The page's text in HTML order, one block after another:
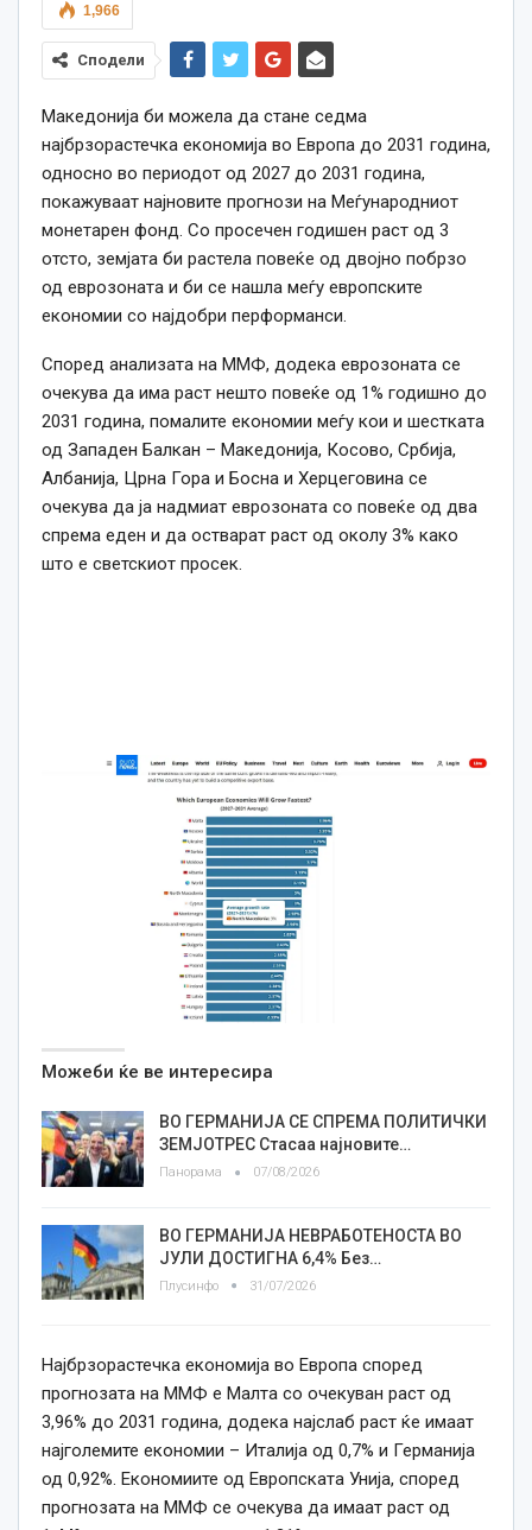
1,966
Сподели
Македонија би можела да стане седма
најбрзорастечка економија во Европа до 2031 година,
односно во периодот од 2027 до 2031 година,
покажуваат најновите прогнози на Меѓународниот
монетарен фонд. Со просечен годишен раст од 3
отсто, земјата би растела повеќе од двојно побрзо
од еврозоната и би се нашла меѓу европските
економии со најдобри перформанси.
Според анализата на ММФ, додека еврозоната се
очекува да има раст нешто повеќе од 1% годишно до
2031 година, помалите економии меѓу кои и шестката
од Западен Балкан – Македонија, Косово, Србија,
Албанија, Црна Гора и Босна и Херцеговина се
очекува да ја надмиат еврозоната со повеќе од два
спрема еден и да остварат раст од околу 3% како
што е светскиот просек.
Можеби ќе ве интересира
ВО ГЕРМАНИЈА СЕ СПРЕМА ПОЛИТИЧКИ
ЗЕМЈОТРЕС Стасаа најновите…
Панорама 07/08/2026
ВО ГЕРМАНИЈА НЕВРАБОТЕНОСТА ВО
ЈУЛИ ДОСТИГНА 6,4% Без…
Плусинфо 31/07/2026
Најбрзорастечка економија во Европа според
прогнозата на ММФ е Малта со очекуван раст од
3,96% до 2031 година, додека најслаб раст ќе имаат
најголемите економии – Италија од 0,7% и Германија
од 0,92%. Економиите од Европската Унија, според
прогнозата на ММФ се очекува да имаат раст од